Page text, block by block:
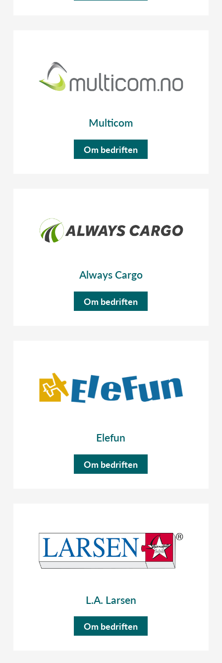
Multicom
Om bedriften
Always Cargo
Om bedriften
Elefun
Om bedriften
L.A. Larsen
Om bedriften